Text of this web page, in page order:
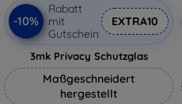
-10%
Rabatt
mit
Gutschein
EXTRA10
3mk Privacy Schutzglas
Maßgeschneidert
hergestellt